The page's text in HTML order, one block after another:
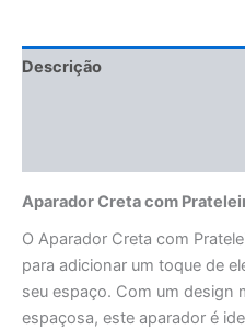
Descrição
Aparador Creta com
O Aparador Creta com
para adicionar um toque de
seu espaço. Com um design
espaçosa, este aparador é